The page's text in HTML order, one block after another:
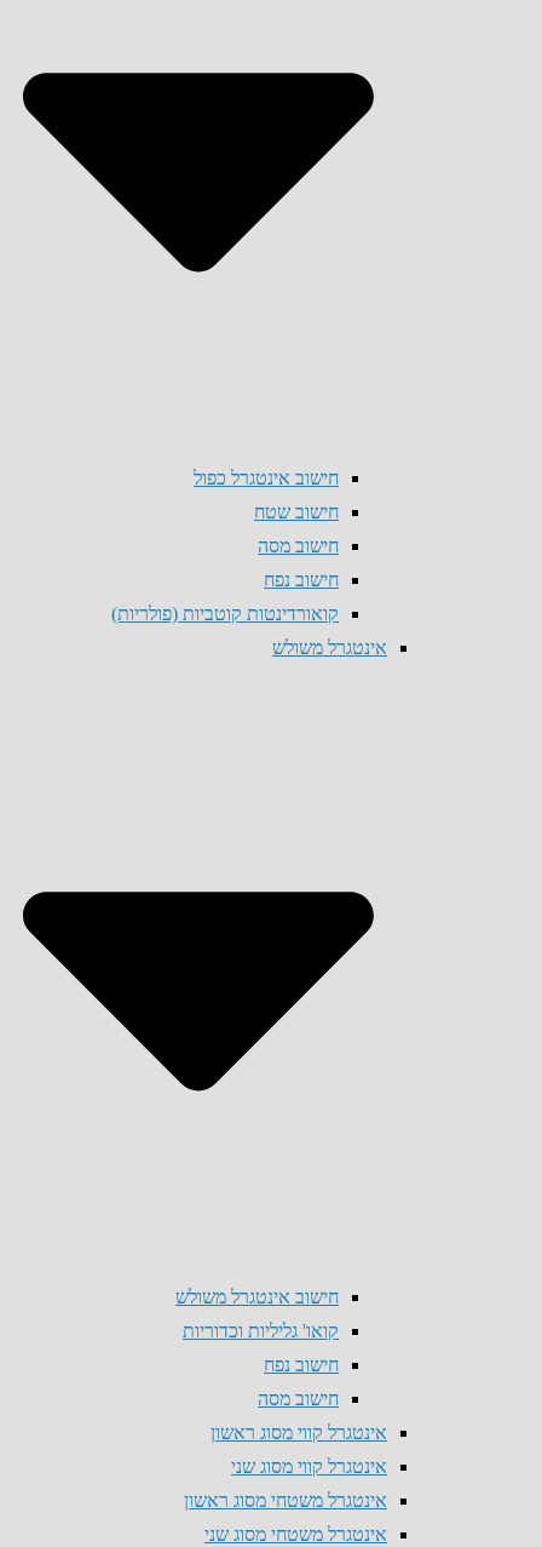
חישוב אינטגרל כפול
חישוב שטח
חישוב מסה
חישוב נפח
קואורדינטות קוטביות (פולריות)
אינטגרל משולש
חישוב אינטגרל משולש
קואו' גליליות וכדוריות
חישוב נפח
חישוב מסה
אינטגרל קווי מסוג ראשון
אינטגרל קווי מסוג שני
אינטגרל משטחי מסוג ראשון
אינטגרל משטחי מסוג שני